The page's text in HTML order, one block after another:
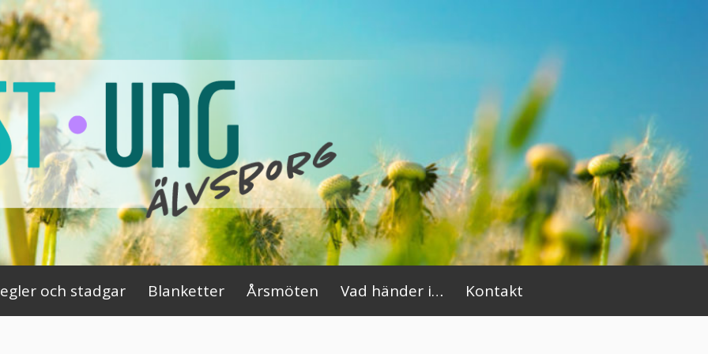
och stadgar Blanketter Årsmöten Vad händer i… Kontakt